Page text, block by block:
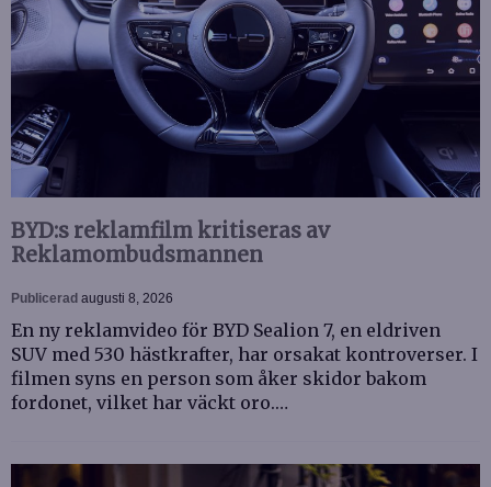
BYD:s reklamfilm kritiseras av
Reklamombudsmannen
Publicerad augusti 8, 2026
En ny reklamvideo för BYD Sealion 7, en eldriven
SUV med 530 hästkrafter, har orsakat kontroverser. I
filmen syns en person som åker skidor bakom
fordonet, vilket har väckt oro.…